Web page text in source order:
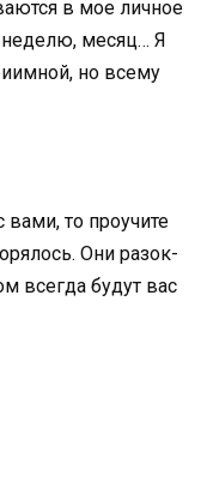
в мое личное
неделю, месяц… Я
но всему
вами, то проучите
Они разок-
всегда будут вас